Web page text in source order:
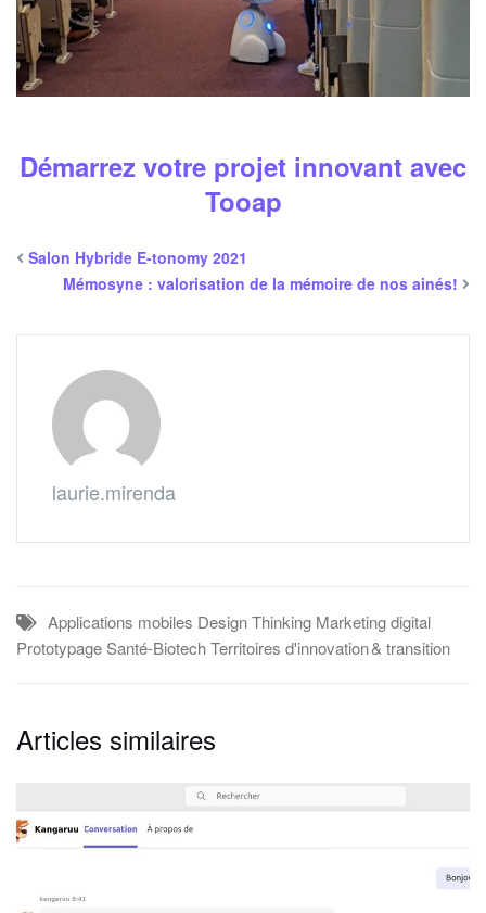
Démarrez votre projet innovant avec
Tooap
Salon Hybride E-tonomy 2021
Mémosyne : valorisation de la mémoire de nos ainés!
laurie.mirenda
Applications mobiles Design Thinking Marketing digital
Prototypage Santé-BiotechTerritoires d'innovation & transition
Articles similaires